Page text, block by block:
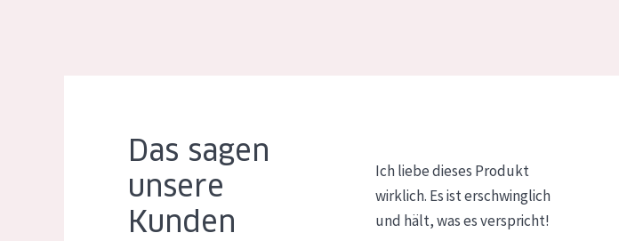
Das sagen
unsere
Kunden
Ich liebe dieses Produkt
wirklich. Es ist erschwinglich
und hält, was es verspricht!